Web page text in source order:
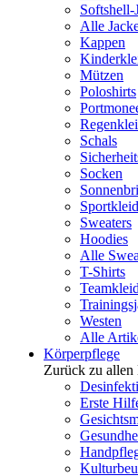
Softshell-
Alle
Kappen
Mützen
Poloshirts
Schals
Socken
Sweaters
Hoodies
Alle
T-Shirts
Westen
Alle
Körperpflege
Zurück zu allen
Erste